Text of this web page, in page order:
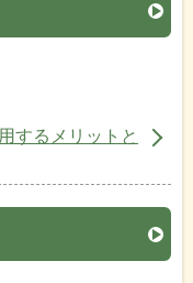
するメリットと